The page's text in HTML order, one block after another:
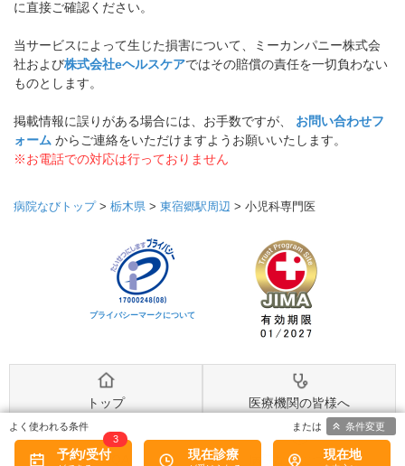
に直接ご確認ください。
当サービスによって生じた損害について、ミーカンパニー株式会
社および株式会社eヘルスケアではその賠償の責任を一切負わない
ものとします。
掲載情報に誤りがある場合には、お手数ですが、 お問い合わせフ
ォーム からご連絡をいただけますようお願いいたします。
※お電話での対応は行っておりません
病院なびトップ> 栃木県 > 東宿郷駅周辺 > 小児科専門医
プライバシーマークについて
トップ 医療機関の皆様へ
MediQA 病院なびについて
予約/受付
3
現在診療 現在地
条件変更